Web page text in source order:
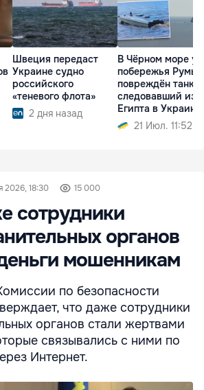
Швеция передаст
Украине судно
российского
«теневого флота»
2 дня назад
В Чёрном море у
побережья
повреждён
следовавший из
Египта в Украину
21 Июл. 11:52
2026, 18:30 15 000
сотрудники
органов
мошенникам
по безопасности
что даже сотрудники
органов стали жертвами
связывались с ними по
Интернет.